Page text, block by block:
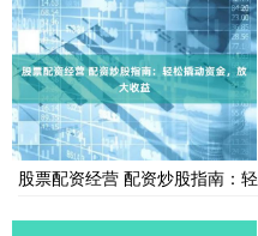
股票配资经营 配资炒股指南：